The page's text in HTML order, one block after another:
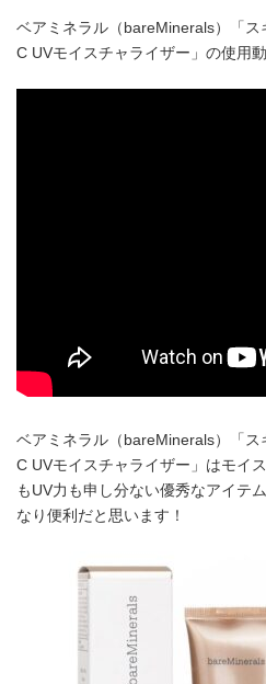
ベアミネラル（bareMinerals）「ス
C UVモイスチャライザー」の使用
ベアミネラル（bareMinerals）「ス
C UVモイスチャライザー」はモイ
もUV力も申し分ない優秀なアイテ
なり便利だと思います！